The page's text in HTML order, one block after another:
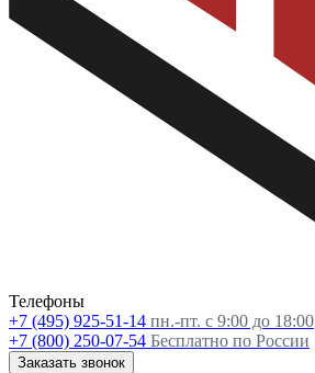
Телефоны
+7 (495) 925-51-14 пн.-пт. с 9:00 до 18:00
+7 (800) 250-07-54 Бесплатно по России
Заказать звонок